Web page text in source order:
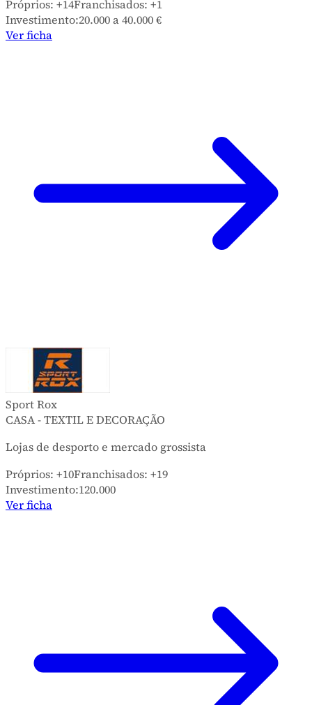
Próprios: +14Franchisados: +1
Investimento:20.000 a 40.000 €
Ver ficha
Sport Rox
CASA - TEXTIL E DECORAÇÃO
Lojas de desporto e mercado grossista
Próprios: +10Franchisados: +19
Investimento:120.000
Ver ficha